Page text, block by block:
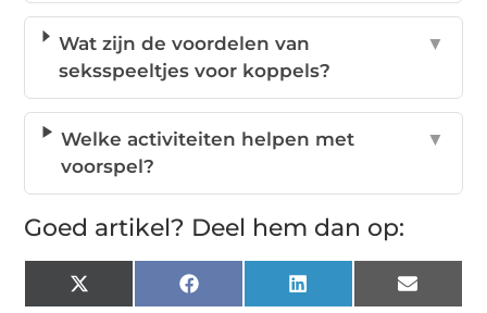
Wat zijn de voordelen van
seksspeeltjes voor koppels?
▼
Welke activiteiten helpen met
voorspel?
▼
Goed artikel? Deel hem dan op:
X
Facebook LinkedIn Email